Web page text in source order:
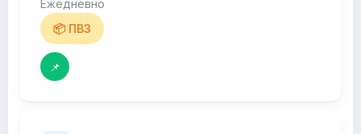
Ежедневно
📦 ПВЗ
📌